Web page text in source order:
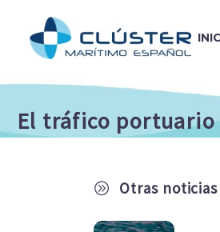
El tráfico
A Otras noticias